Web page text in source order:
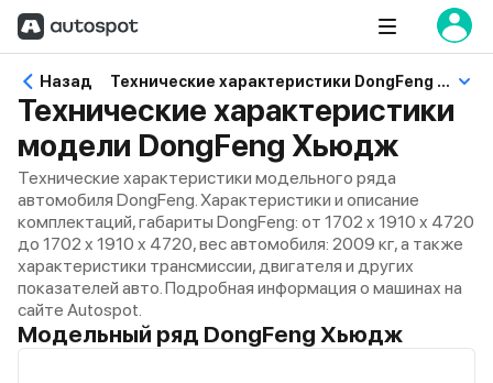
Назад Технические характеристики DongFeng Хьюдж
Технические характеристики
модели DongFeng Хьюдж
Технические характеристики модельного ряда
автомобиля DongFeng. Характеристики и описание
комплектаций, габариты DongFeng: от 1702 x 1910 x 4720
до 1702 x 1910 x 4720, вес автомобиля: 2009 кг, а также
характеристики трансмиссии, двигателя и других
показателей авто. Подробная информация о машинах на
сайте Autospot.
Модельный ряд DongFeng Хьюдж